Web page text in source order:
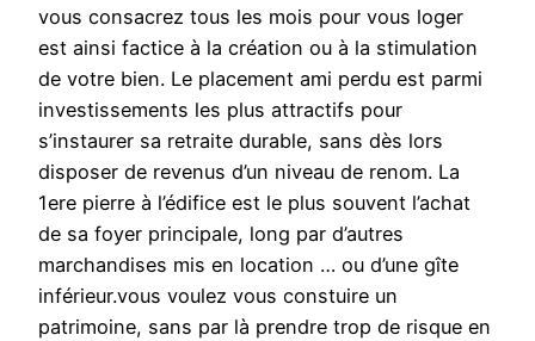
vous consacrez tous les mois pour vous loger
est ainsi factice à la création ou à la stimulation
de votre bien. Le placement ami perdu est parmi
investissements les plus attractifs pour
s’instaurer sa retraite durable, sans dès lors
disposer de revenus d’un niveau de renom. La
1ere pierre à l’édifice est le plus souvent l’achat
de sa foyer principale, long par d’autres
marchandises mis en location … ou d’une gîte
inférieur.vous voulez vous constuire un
patrimoine, sans par là prendre trop de risque en